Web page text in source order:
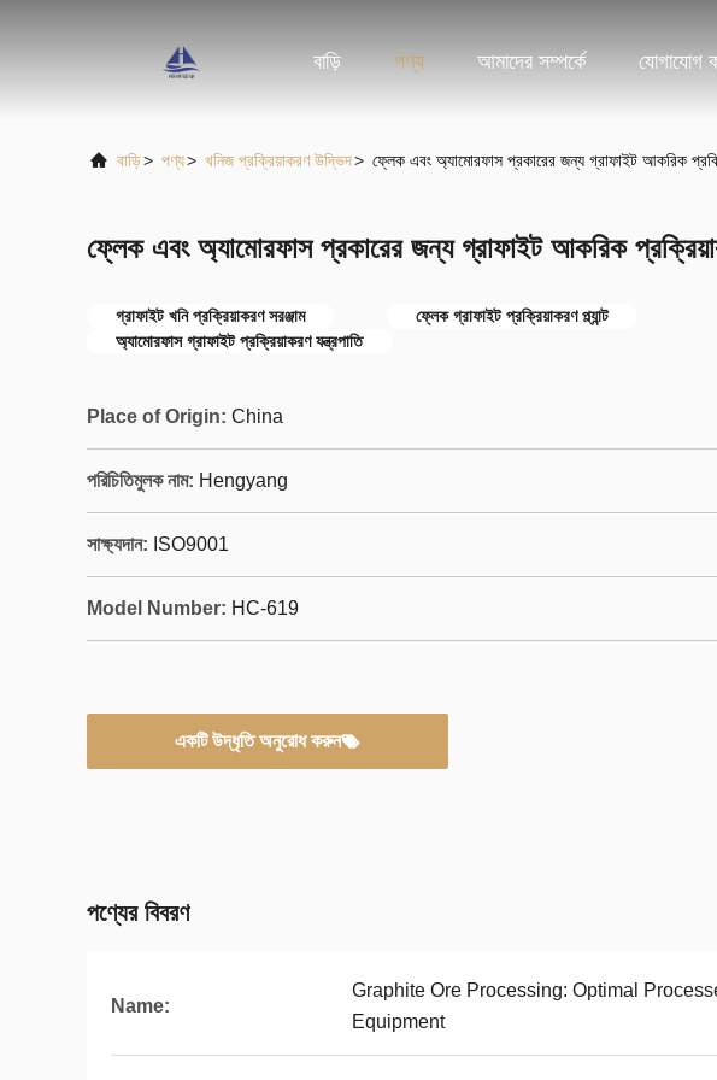
বাড়ি পণ্য আমাদের সম্পর্কে যোগাযোগ
বাড়ি> পণ্য> খনিজ প্রক্রিয়াকরণ উদ্ভিদ> ফ্লেক এবং অ্যামোরফাস প্রকারের জন্য গ্রাফাইট আকরিক
ফ্লেক এবং অ্যামোরফাস প্রকারের জন্য গ্রাফাইট আকরিক
গ্রাফাইট খনি প্রক্রিয়াকরণ সরঞ্জাম
ফ্লেক গ্রাফাইট প্রক্রিয়াকরণ প্ল্যান্ট
অ্যামোরফাস গ্রাফাইট প্রক্রিয়াকরণ যন্ত্রপাতি
Place of Origin: China
পরিচিতিমুলক নাম: Hengyang
সাক্ষ্যদান: ISO9001
Model Number: HC-619
একটি উদ্ধৃতি অনুরোধ করুন
পণ্যের বিবরণ
Name:
Graphite Ore Processing: Optimal
Equipment